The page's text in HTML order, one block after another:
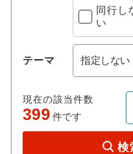
同行し
い
テーマ
現在の該当件数
399 件です
検
サラゴサ
モンセラット
クエンカ
セゴビア
プールあり
ホテル日本語スタッ
歴史 / 文化
世界遺産